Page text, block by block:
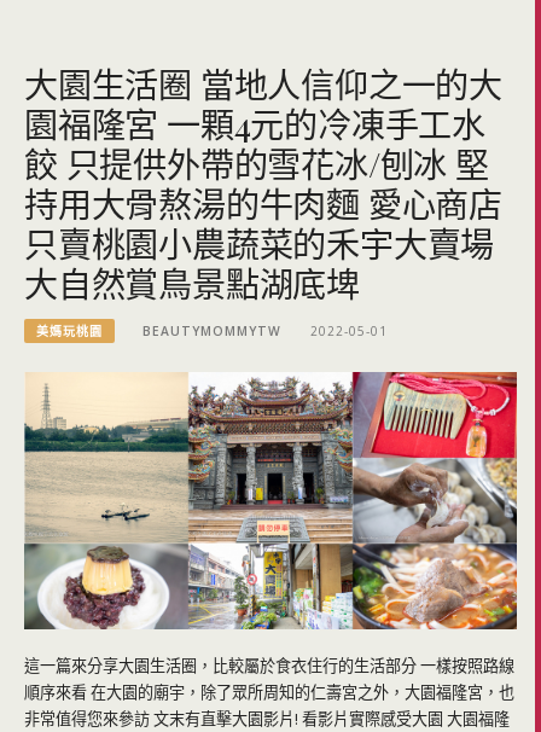
大園生活圈 當地人信仰之一的大
園福隆宮 一顆4元的冷凍手工水
餃 只提供外帶的雪花冰/刨冰 堅
持用大骨熬湯的牛肉麵 愛心商店
只賣桃園小農蔬菜的禾宇大賣場
大自然賞鳥景點湖底埤
美媽玩桃園 BEAUTYMOMMYTW 2022-05-01
這一篇來分享大園生活圈，比較屬於食衣住行的生活部分 一樣按照路線
順序來看 在大園的廟宇，除了眾所周知的仁壽宮之外，大園福隆宮，也
非常值得您來參訪 文末有直擊大園影片! 看影片實際感受大園 大園福隆